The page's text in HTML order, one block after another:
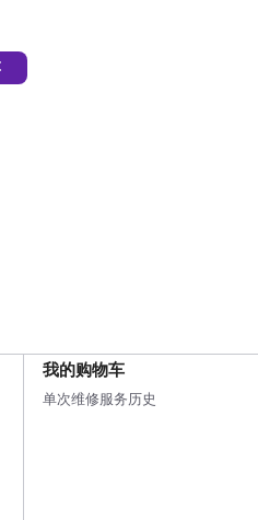
我的购物车
单次维修服务历史